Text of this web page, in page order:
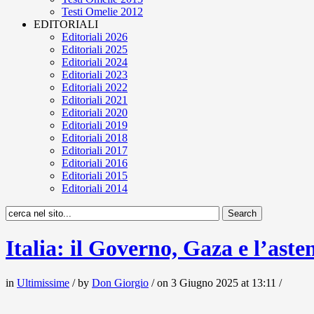
Testi Omelie 2012
EDITORIALI
Editoriali 2026
Editoriali 2025
Editoriali 2024
Editoriali 2023
Editoriali 2022
Editoriali 2021
Editoriali 2020
Editoriali 2019
Editoriali 2018
Editoriali 2017
Editoriali 2016
Editoriali 2015
Editoriali 2014
Italia: il Governo, Gaza e
in Ultimissime / by Don Giorgio / on 3 Giugno 2025 at 13:11 /